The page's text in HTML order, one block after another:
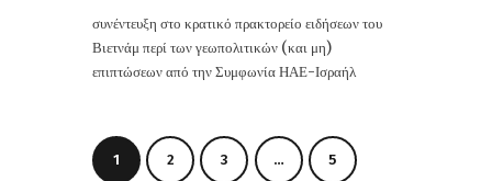
συνέντευξη στο κρατικό πρακτορείο ειδήσεων του
Βιετνάμ περί των γεωπολιτικών (και μη)
επιπτώσεων από την Συμφωνία ΗΑΕ-Ισραήλ
1 2 3 … 5